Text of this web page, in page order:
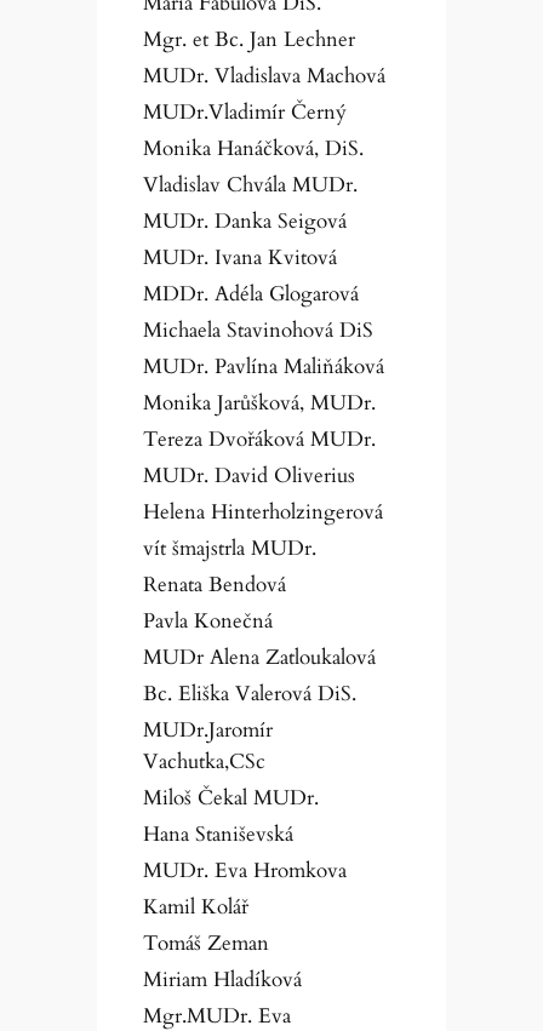
Mgr. et Bc. Jan Lechner
MUDr. Vladislava Machová
MUDr.Vladimír Černý
Monika Hanáčková, DiS.
Vladislav Chvála MUDr.
MUDr. Danka Seigová
MUDr. Ivana Kvitová
MDDr. Adéla Glogarová
Michaela Stavinohová DiS
MUDr. Pavlína Maliňáková
Monika Jarůšková, MUDr.
Tereza Dvořáková MUDr.
MUDr. David Oliverius
Helena Hinterholzingerová
vít šmajstrla MUDr.
Renata Bendová
Pavla Konečná
MUDr Alena Zatloukalová
Bc. Eliška Valerová DiS.
MUDr.Jaromír
Vachutka,CSc
Miloš Čekal MUDr.
Hana Staniševská
MUDr. Eva Hromkova
Kamil Kolář
Tomáš Zeman
Miriam Hladíková
Mgr.MUDr. Eva